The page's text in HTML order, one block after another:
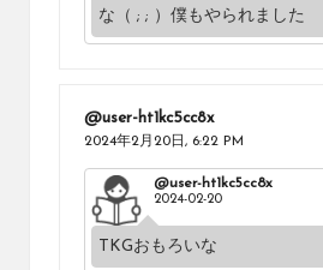
な（ ; ; ）僕もやられました
@user-ht1kc5cc8x
2024年2月20日, 6:22 PM
@user-ht1kc5cc8x
2024-02-20
TKGおもろいな